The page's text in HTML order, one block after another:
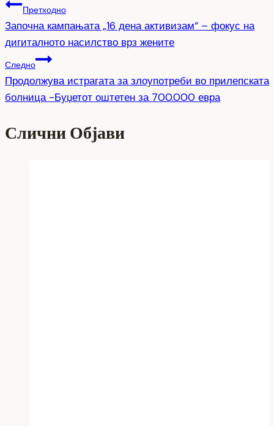
Претходно
Започна кампањата „16 дена активизам“ – фокус на
дигиталното насилство врз жените
Следно
Продолжува истрагата за злоупотреби во прилепската
болница -Буџетот оштетен за 700.000 евра
Слични Објави